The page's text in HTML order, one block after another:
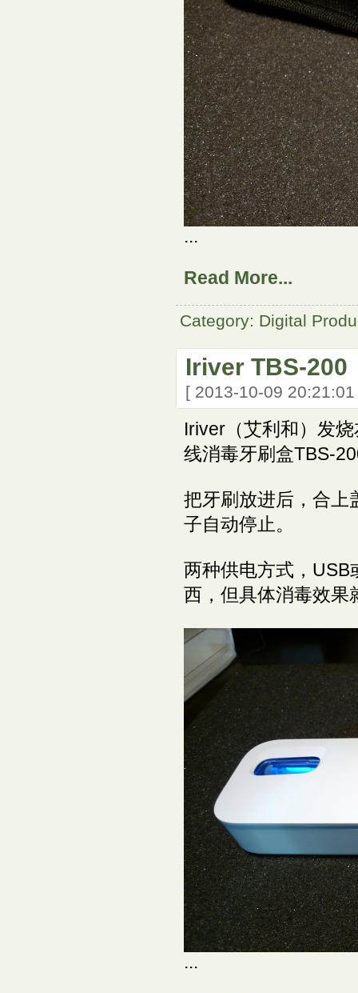
...
Read More...
Category: Digital
Iriver TBS-200
[ 2013-10-09
Iriver（艾利和）发
线消毒牙刷盒TBS-
把牙刷放进后，合上
子自动停止。
两种供电方式，USB
西，但具体消毒效果
...